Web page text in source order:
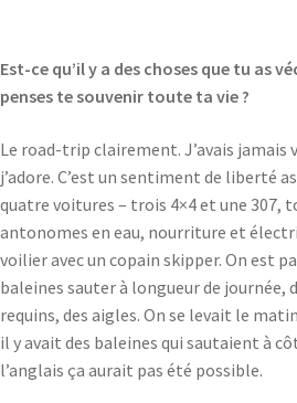
Est-ce qu’il y a des choses que tu as
penses te souvenir toute ta vie ?
Le road-trip clairement. J’avais jamais
j’adore. C’est un sentiment de liberté
quatre voitures – trois 4×4 et une 307,
antonomes en eau, nourriture et
voilier avec un copain skipper. On est
baleines sauter à longueur de journée,
requins, des aigles. On se levait le
il y avait des baleines qui sautaient à
l’anglais ça aurait pas été possible.